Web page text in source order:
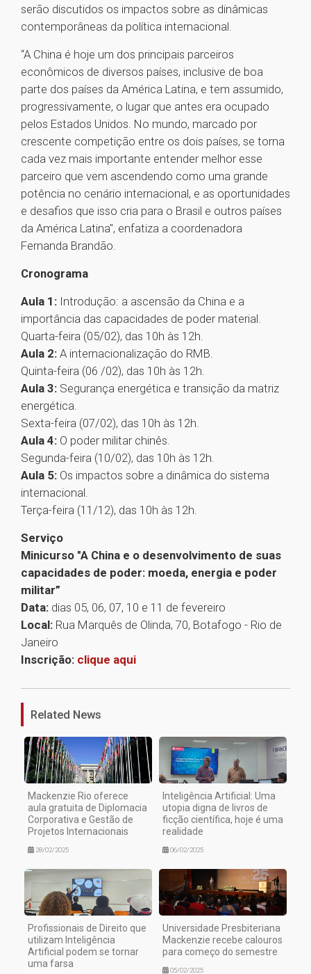
serão discutidos os impactos sobre as dinâmicas
contemporâneas da política internacional.
“A China é hoje um dos principais parceiros
econômicos de diversos países, inclusive de boa
parte dos países da América Latina, e tem assumido,
progressivamente, o lugar que antes era ocupado
pelos Estados Unidos. No mundo, marcado por
crescente competição entre os dois países, se torna
cada vez mais importante entender melhor esse
parceiro que vem ascendendo como uma grande
potência no cenário internacional, e as oportunidades
e desafios que isso cria para o Brasil e outros países
da América Latina", enfatiza a coordenadora
Fernanda Brandão.
Cronograma
Aula 1: Introdução: a ascensão da China e a
importância das capacidades de poder material.
Quarta-feira (05/02), das 10h às 12h.
Aula 2: A internacionalização do RMB.
Quinta-feira (06 /02), das 10h às 12h.
Aula 3: Segurança energética e transição da matriz
energética.
Sexta-feira (07/02), das 10h às 12h.
Aula 4: O poder militar chinês.
Segunda-feira (10/02), das 10h às 12h.
Aula 5: Os impactos sobre a dinâmica do sistema
internacional.
Terça-feira (11/12), das 10h às 12h.
Serviço
Minicurso "A China e o desenvolvimento de suas
capacidades de poder: moeda, energia e poder
militar”
Data: dias 05, 06, 07, 10 e 11 de fevereiro
Local: Rua Marquês de Olinda, 70, Botafogo - Rio de
Janeiro
Inscrição: clique aqui
Related News
Mackenzie Rio oferece
aula gratuita de Diplomacia
Corporativa e Gestão de
Projetos Internacionais
28/02/2025
Inteligência Artificial: Uma
utopia digna de livros de
ficção científica, hoje é uma
realidade
06/02/2025
Profissionais de Direito que
utilizam Inteligência
Artificial podem se tornar
uma farsa
Universidade Presbiteriana
Mackenzie recebe calouros
para começo do semestre
05/02/2025